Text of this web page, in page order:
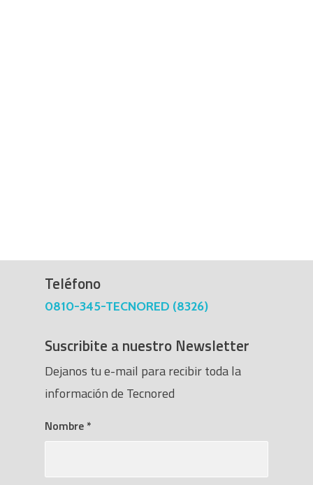
Teléfono
0810-345-TECNORED (8326)
Suscribite a nuestro Newsletter
Dejanos tu e-mail para recibir toda la
información de Tecnored
Nombre *